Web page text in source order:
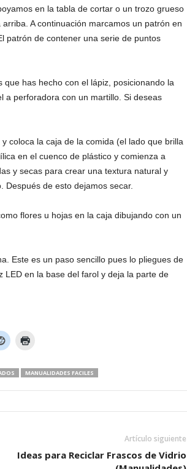
en la tabla de cortar o un trozo grueso
A continuación marcamos un patrón en
patrón de contener una serie de puntos
has hecho con el lápiz, posicionando la
a perforadora con un martillo. Si deseas
coloca la caja de la comida (el lado que brilla
en el cuenco de plástico y comienza a
y secas para crear una textura natural y
de esto dejamos secar.
flores u hojas en la caja dibujando con un
Este es un paso sencillo pues lo pliegues de
LED en la base del farol y deja la parte de
MANUALIDADES FACILES
Artículo siguiente
Ideas para Reciclar Frascos de Vidrio